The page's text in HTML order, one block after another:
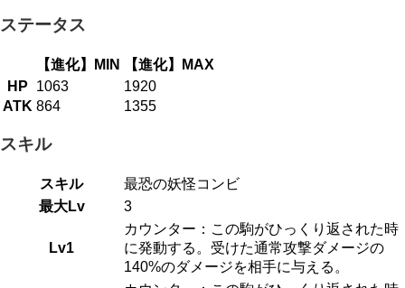
ステータス
【進化】MIN
【進化】MAX
HP
1063
1920
ATK 864 1355
スキル
スキル
最恐の妖怪コンビ
最大Lv
3
Lv1
カウンター：この駒がひっくり返された時
に発動する。受けた通常攻撃ダメージの
140%のダメージを相手に与える。